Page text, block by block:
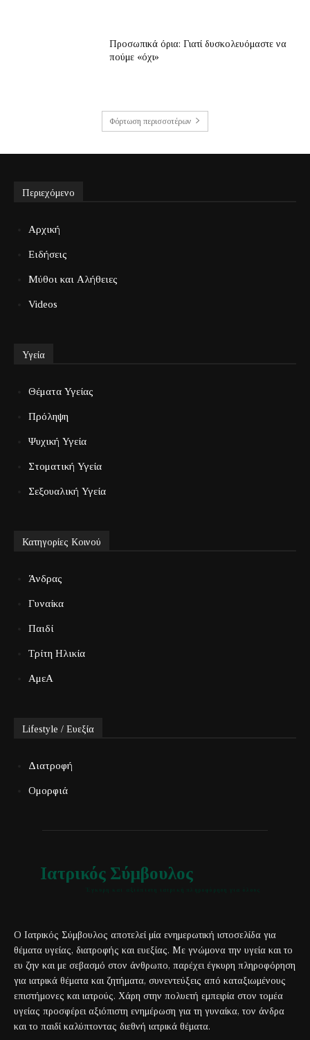
Προσωπικά όρια: Γιατί δυσκολευόμαστε να
πούμε «όχι»
Φόρτωση περισσοτέρων
Περιεχόμενο
Αρχική
Ειδήσεις
Μύθοι και Αλήθειες
Videos
Υγεία
Θέματα Υγείας
Πρόληψη
Ψυχική Υγεία
Στοματική Υγεία
Σεξουαλική Υγεία
Κατηγορίες Κοινού
Άνδρας
Γυναίκα
Παιδί
Τρίτη Ηλικία
ΑμεΑ
Lifestyle / Ευεξία
Διατροφή
Ομορφιά
Ιατρικός Σύμβουλος
Ο Ιατρικός Σύμβουλος αποτελεί μία ενημερωτική ιστοσελίδα για
θέματα υγείας, διατροφής και ευεξίας. Με γνώμονα την υγεία και το
ευ ζην και με σεβασμό στον άνθρωπο, παρέχει έγκυρη πληροφόρηση
για ιατρικά θέματα και ζητήματα, συνεντεύξεις από καταξιωμένους
επιστήμονες και ιατρούς. Χάρη στην πολυετή εμπειρία στον τομέα
υγείας προσφέρει αξιόπιστη ενημέρωση για τη γυναίκα, τον άνδρα
και το παιδί καλύπτοντας διεθνή ιατρικά θέματα.